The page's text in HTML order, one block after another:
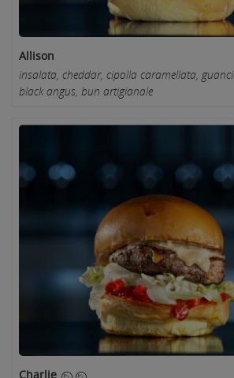
Allison
insalata, cheddar, cipolla caramellata,
black angus, bun artigianale
Charlie